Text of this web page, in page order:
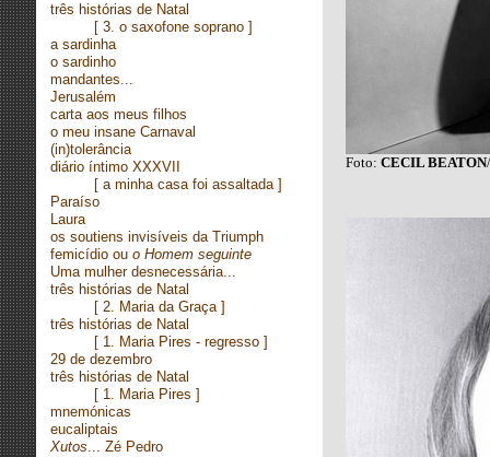
três histórias de Natal
[ 3. o saxofone soprano ]
a sardinha
o sardinho
mandantes...
Jerusalém
carta aos meus filhos
o meu insane Carnaval
(in)tolerância
diário íntimo XXXVII
[ a minha casa foi assaltada ]
Paraíso
Laura
os soutiens invisíveis da Triumph
femicídio ou o Homem seguinte
Uma mulher desnecessária...
três histórias de Natal
[ 2. Maria da Graça ]
três histórias de Natal
[ 1. Maria Pires - regresso ]
29 de dezembro
três histórias de Natal
[ 1. Maria Pires ]
mnemónicas
eucaliptais
Xutos... Zé Pedro
Foto: CECIL BEATON